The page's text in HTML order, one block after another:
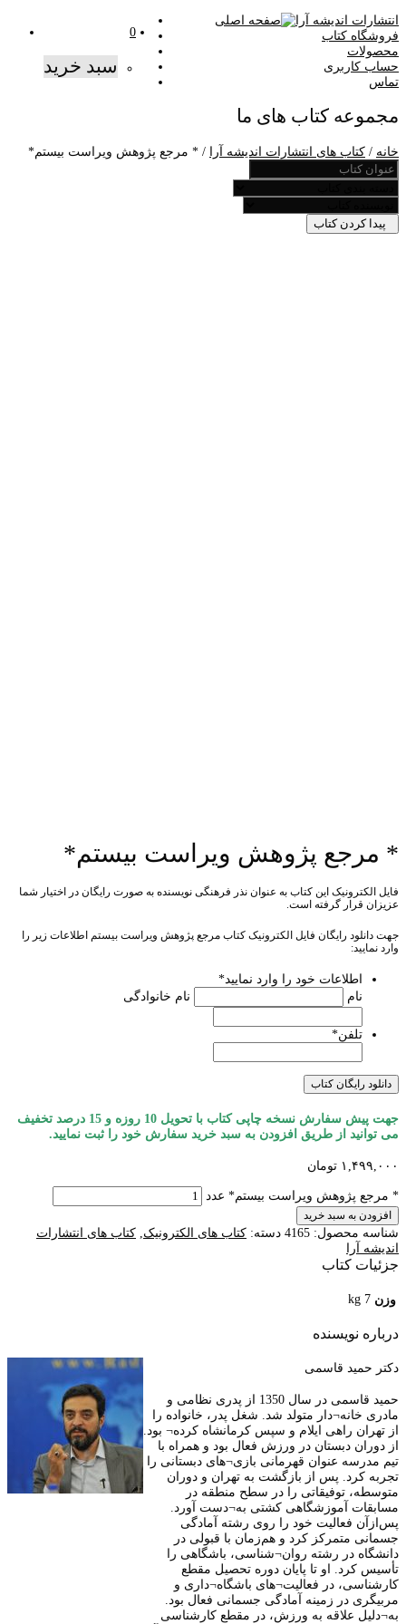
0
سبد خرید
صفحه اصلی
فروشگاه کتاب
محصولات
حساب کاربری
تماس
مجموعه کتاب های ما
خانه / کتاب های انتشارات اندیشه آرا / * مرجع پژوهش ویراست بيستم*
* مرجع پژوهش ویراست بيستم*
فایل الکترونیک این کتاب به عنوان نذر فرهنگی نویسنده به صورت رایگان در اختیار شما
عزیزان قرار گرفته است.
جهت دانلود رایگان فایل الکترونیک کتاب مرجع پژوهش ویراست بيستم اطلاعات زیر را
وارد نمایید:
اطلاعات خود را وارد نمایید*
نام
نام خانوادگی
تلفن*
جهت پيش سفارش نسخه چاپی کتاب با تحويل 10 روزه و 15 درصد تخفیف
می توانید از طریق افزودن به سبد خرید سفارش خود را ثبت نمایید.
۱,۴۹۹,۰۰۰ تومان
* مرجع پژوهش ویراست بيستم* عدد
افزودن به سبد خرید
شناسه محصول: 4165 دسته: کتاب های الکترونیک, کتاب های انتشارات
اندیشه آرا
جزئیات کتاب
وزن 7 kg
درباره نویسنده
دکتر حمید قاسمی
حمید قاسمی در سال 1350 از پدری نظامی و
مادری خانه¬دار متولد شد. شغل پدر، خانواده را
از تهران راهی ایلام و سپس کرمانشاه کرده¬ بود.
از دوران دبستان در ورزش فعال بود و همراه با
تیم مدرسه عنوان قهرمانی بازی¬های دبستانی را
تجربه کرد. پس از بازگشت به تهران و دوران
متوسطه، توفیقاتی را در سطح منطقه در
مسابقات آموزشگاهی کشتی به¬دست آورد.
پس‌ازآن فعالیت خود را روی رشته آمادگی
جسمانی متمرکز کرد و هم‌زمان با قبولی در
دانشگاه در رشته روان¬شناسی، باشگاهی را
تأسیس کرد. او تا پایان دوره تحصیل مقطع
کارشناسی، در فعالیت¬های باشگاه¬داری و
مربیگری در زمینه آمادگی جسمانی فعال بود.
به¬دلیل علاقه به ورزش، در مقطع کارشناسی